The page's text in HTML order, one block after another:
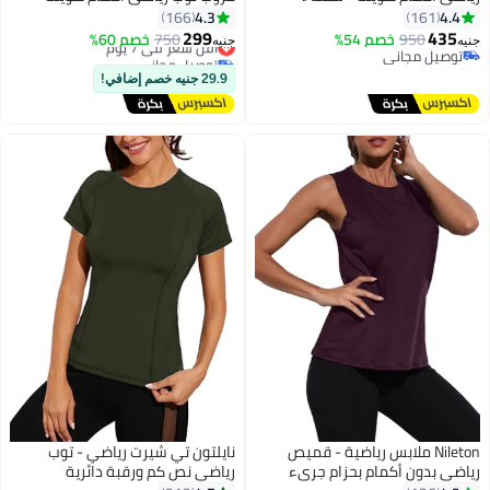
4.4
161
جنيه435
950 خصم 54%
توصيل مجاني
ورقبة دائرية - للنساء
4.3
166
جنيه299
750 خصم 60%أقل سعر في 7 يوم
توصيل مجاني
أقل سعر في 7 يوم
29.9 جنيه خصم إضافي!
Nileton ملابس رياضية - قميص
رياضي بدون أكمام بحزام جريء
نايلتون تي شيرت رياضي - توب
رياضي نص كم ورقبة دائرية